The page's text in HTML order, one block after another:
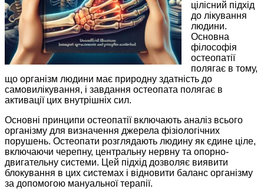
цілісний підхід
до лікування
людини.
Основна
філософія
остеопатії
полягає в тому,
що організм людини має природну здатність до
самовилікування, і завдання остеопата полягає в
активації цих внутрішніх сил.
Основні принципи остеопатії включають аналіз всього
організму для визначення джерела фізіологічних
порушень. Остеопати розглядають людину як єдине ціле,
включаючи черепну, центральну нервну та опорно-
двигательну системи. Цей підхід дозволяє виявити
блокування в цих системах і відновити баланс організму
за допомогою мануальної терапії.